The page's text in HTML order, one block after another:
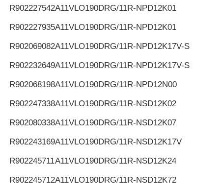
R902227542A11VLO190DRG/11R-NPD12K01
R902227935A11VLO190DRG/11R-NPD12K01
R902069082A11VLO190DRG/11R-NPD12K17V-S
R902232649A11VLO190DRG/11R-NPD12K17V-S
R902068198A11VLO190DRG/11R-NPD12N00
R902247338A11VLO190DRG/11R-NSD12K02
R902080338A11VLO190DRG/11R-NSD12K07
R902243169A11VLO190DRG/11R-NSD12K17V
R902245711A11VLO190DRG/11R-NSD12K24
R902245712A11VLO190DRG/11R-NSD12K72